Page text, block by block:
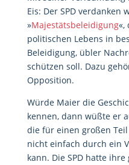
Eis: Der SPD verdanken
»Majestätsbeleidigung«,
politischen Lebens in
Beleidigung, übler
schützen soll. Dazu
Opposition.
Würde Maier die
kennen, dann wüßte er
die für einen großen
nicht einfach durch ein
kann. Die SPD hatte